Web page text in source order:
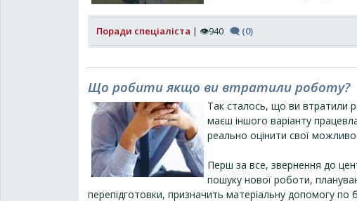
Поради спеціаліста | 👁940 🗨 (0)
Що робити якщо ви втратили роботу?
Так сталось, що ви втратили
маєш іншого варіанту
реально оцінити свої
Перш за все, звернення до
пошуку нової роботи,
перепідготовки, призначить матеріальну допомогу по